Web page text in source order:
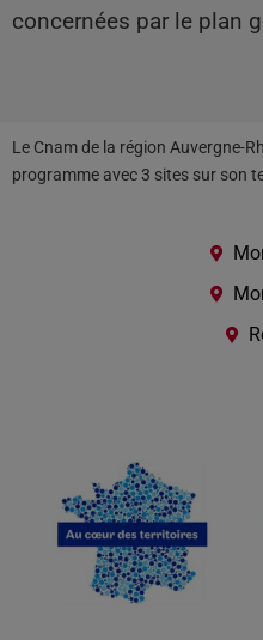
concernées par le plan
Le Cnam de la région Auvergne-
programme avec 3 sites sur son